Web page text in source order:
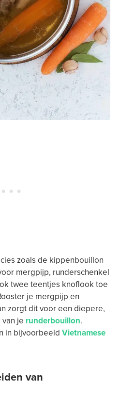
zoals de kippenbouillon
mergpijp, runderschenkel
twee teentjes knoflook toe
je mergpijp en
zorgt dit voor een ​​diepere,
je runderbouillon.
in bijvoorbeeld Vietnamese
van